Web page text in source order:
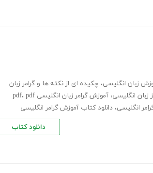
زبان انگلیسی، چکیده ای از نکته ها و گرامر زبان
زبان انگلیسی، آموزش گرامر زبان انگلیسی pdf ، pdf
انگلیسی، دانلود کتاب آموزش گرامر انگلیسی
دانلود کتاب